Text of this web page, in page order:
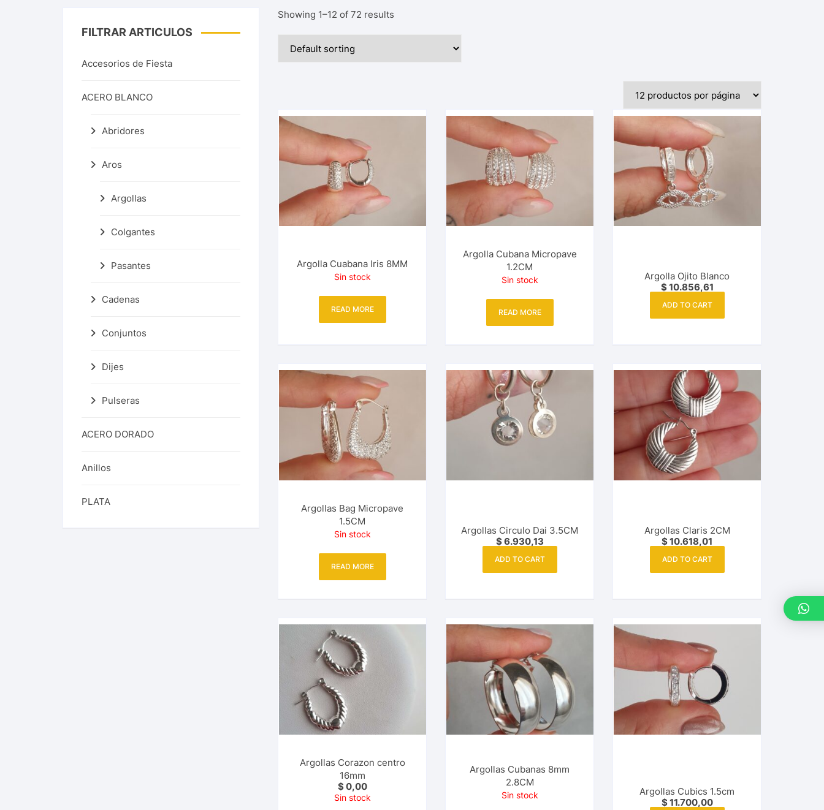
Electroformatura
Pulseras
55cm
60cm
Tobilleras
Showing 1–12 of 72 results
Argolla Cuabana Iris 8MM
Sin stock
READ MORE
Argolla Cubana Micropave
1.2CM
Sin stock
READ MORE
Argolla Ojito Blanco
$10.856,61
ADD TO CART
Argollas Bag Micropave
1.5CM
Sin stock
READ MORE
Argollas Circulo Dai 3.5CM
$6.930,13
ADD TO CART
Argollas Claris 2CM
$10.618,01
ADD TO CART
Argollas Corazon centro
16mm
$0,00
Sin stock
Argollas Cubanas 8mm
2.8CM
Sin stock
Argollas Cubics 1.5cm
$11.700,00
FILTRAR ARTICULOS
Accesorios de Fiesta
ACERO BLANCO
Abridores
Aros
Argollas
Colgantes
Pasantes
Cadenas
Conjuntos
Dijes
Pulseras
ACERO DORADO
Anillos
PLATA